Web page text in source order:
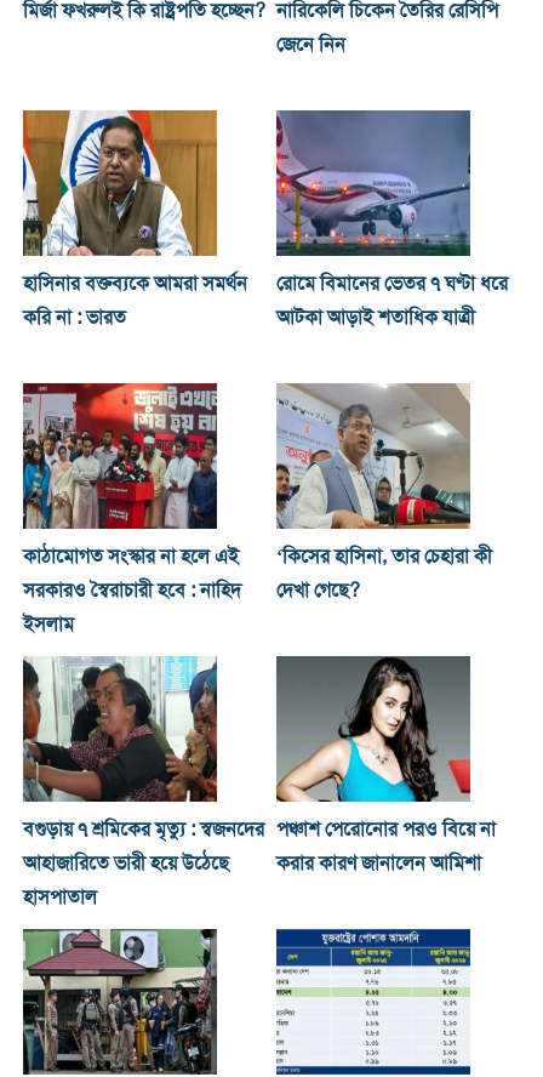
মির্জা ফখরুলই কি রাষ্ট্রপতি হচ্ছেন? নারিকেলি চিকেন তৈরির রেসিপি
জেনে নিন
হাসিনার বক্তব্যকে আমরা সমর্থন
করি না : ভারত
রোমে বিমানের ভেতর ৭ ঘণ্টা ধরে
আটকা আড়াই শতাধিক যাত্রী
কাঠামোগত সংস্কার না হলে এই
সরকারও স্বৈরাচারী হবে : নাহিদ
ইসলাম
‘কিসের হাসিনা, তার চেহারা কী
দেখা গেছে?
বগুড়ায় ৭ শ্রমিকের মৃত্যু : স্বজনদের
আহাজারিতে ভারী হয়ে উঠেছে
হাসপাতাল
পঞ্চাশ পেরোনোর পরও বিয়ে না
করার কারণ জানালেন আমিশা